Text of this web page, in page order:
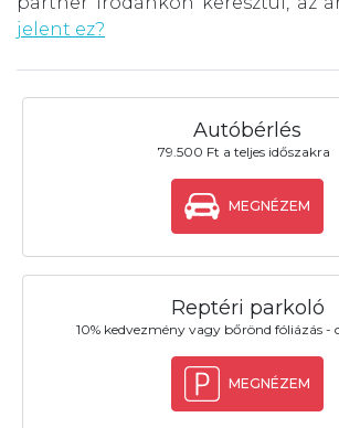
jelent ez?
Autóbérlés
79.500 Ft a teljes időszakra
MEGNÉZEM
Reptéri parkoló
10% kedvezmény vagy bőrönd fóliázás -
MEGNÉZEM